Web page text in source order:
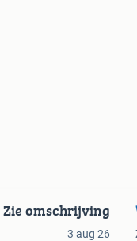
Zie omschrijving
3 aug 26